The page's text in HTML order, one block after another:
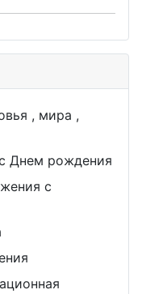
, мира ,
Днем рождения
с